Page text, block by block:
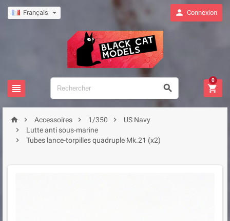
Français  Connexion
  
0
  Accessoires  1/350 
US Navy

Lutte anti sous-marine

Tubes lance-torpilles quadruple Mk.21 (x2)